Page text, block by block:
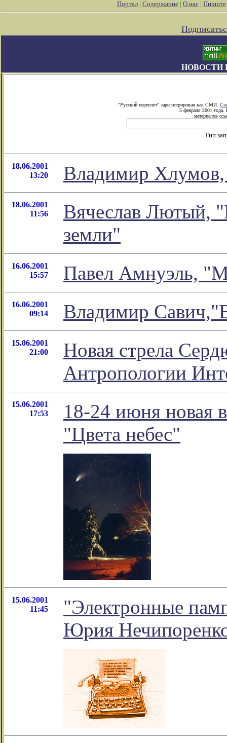
Портал| Содержание| О нас| Пишите
НОВОСТИ
"Русский переплет" зарегистрирован как СМИ.
5 февраля 2001 года.
материалов
Тип
18.06.2001
13:20
Владимир
18.06.2001
11:56
Вячеслав Лютый,
земли"
16.06.2001
15:57
Павел Амнуэль,
16.06.2001
09:14
Владимир
15.06.2001
21:00
Новая стрела
Антропологии
15.06.2001
17:53
18-24 июня новая
"Цвета небес"
15.06.2001
11:45
"Электронные
Юрия